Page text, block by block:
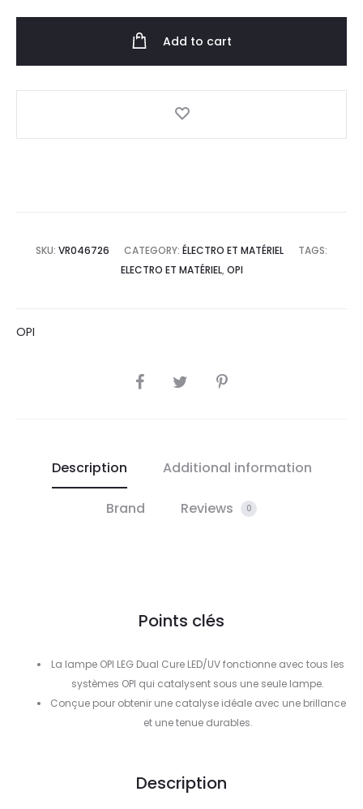
Add to cart
SKU: VR046726 CATEGORY: ÉLECTRO ET MATÉRIEL
TAGS:
ELECTRO ET MATÉRIEL, OPI
OPI
SHARE
Description Additional information
Brand Reviews 0
Points clés
La lampe OPI LEG Dual Cure LED/UV fonctionne avec tous les
systèmes OPI qui catalysent sous une seule lampe.
Conçue pour obtenir une catalyse idéale avec une brillance
et une tenue durables.
Description